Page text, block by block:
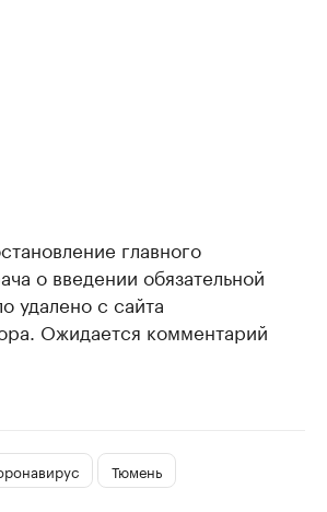
главного
о введении обязательной
удалено с сайта
Ожидается комментарий
Тюмень